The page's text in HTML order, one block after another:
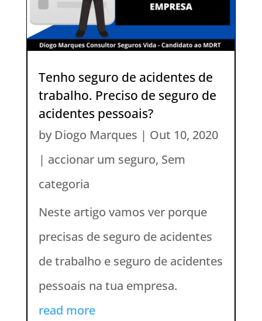
Tenho seguro de acidentes de
trabalho. Preciso de seguro de
acidentes pessoais?
by Diogo Marques | Out 10, 2020
| accionar um seguro, Sem
categoria
Neste artigo vamos ver porque
precisas de seguro de acidentes
de trabalho e seguro de acidentes
pessoais na tua empresa.
read more